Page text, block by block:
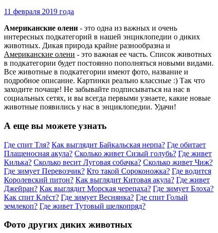
11 февраля 2019 года
Американские олени - это одна из важных и очень
интересных подкатегорий в нашей энциклопедии о диких
животных. Дикая природа крайне разнообразна и
Американские олени - это важная ее часть. Список животных
в подкатегории будет постоянно пополняться новыми видами.
Все животные в подкатегории имеют фото, название и
подробное описание. Картинки реально классные :) Так что
заходите почаще! Не забывайте подписываться на нас в
социальных сетях, и вы всегда первыми узнаете, какие новые
животные появились у нас в энциклопедии. Удачи!
А еще вы можете узнать
Где спит Тля? Как выглядит Байкальская нерпа? Где обитает
Плащеносная акула? Сколько живет Сизый голубь? Где живет
Килька? Сколько весит Луговая собачка? Сколько живет Чиж?
Где зимует Перевозчик? Кто такой Сороконожка? Где водится
Королевский питон? Как выглядит Китовая акула? Где живет
Джейран? Как выглядит Морская черепаха? Где зимует Блоха?
Как спит Клёст? Где зимует Веснянка? Где спит Голый
землекоп? Где живет Тутовый шелкопряд?
Фото других диких животных